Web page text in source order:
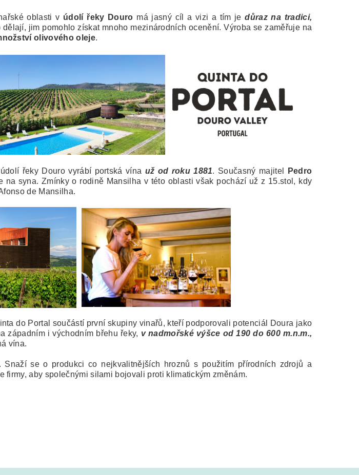
oblasti v údolí řeky Douro má jasný cíl a vizi a tím jedůraz na tradici,
jim pomohlo získat mnoho mezinárodních ocenění. Výroba se zaměřuje na
olivového oleje.
řeky Douro vyrábí portská vína už od roku 1881. Současný majitel
Pedro
syna. Zmínky o rodině Mansilha v této oblasti však pochází už z 15.stol, kdy
de Mansilha.
do Portal součástí první skupiny vinařů, kteří podporovali potenciál Doura jako
západním i východním břehu řeky, v nadmořské výšce od 190 do 600 m.n.m.,
vína.
. Snaží se o produkci co nejkvalitnějších hroznů s použitím přírodních zdrojů a
firmy, aby společnými silami bojovali proti klimatickým změnám.